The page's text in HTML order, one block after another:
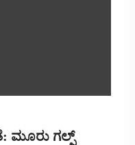
ಮೂರು ಗಲ್ಫ್